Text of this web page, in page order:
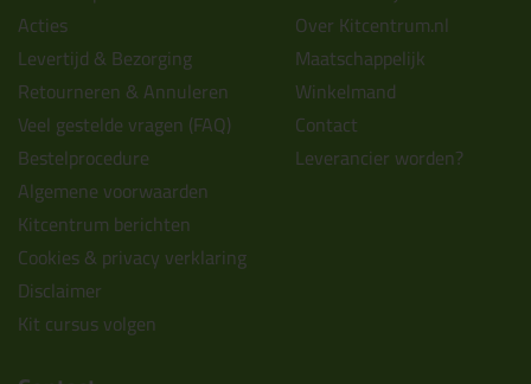
Acties
Levertijd & Bezorging
Retourneren & Annuleren
Veel gestelde vragen (FAQ)
Bestelprocedure
Algemene voorwaarden
Kitcentrum berichten
Cookies & privacy verklaring
Disclaimer
Kit cursus volgen
Over Kitcentrum.nl
Maatschappelijk
Winkelmand
Contact
Leverancier worden?